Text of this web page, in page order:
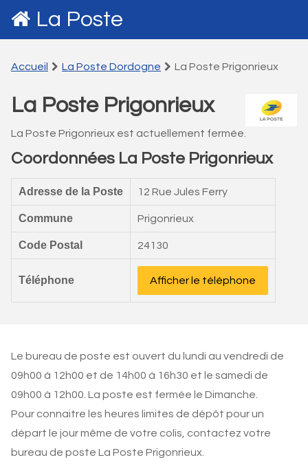
La Poste
Accueil La Poste Dordogne La Poste Prigonrieux
La Poste Prigonrieux
La Poste Prigonrieux est actuellement fermée.
Coordonnées La Poste Prigonrieux
Adresse de la Poste 12 Rue Jules Ferry
Commune Prigonrieux
Code Postal 24130
Téléphone Afficher le téléphone
Le bureau de poste est ouvert du lundi au vendredi de
09h00 à 12h00 et de 14h00 à 16h30 et le samedi de
09h00 à 12h00. La poste est fermée le Dimanche.
Pour connaitre les heures limites de dépôt pour un
départ le jour même de votre colis, contactez votre
bureau de poste La Poste Prigonrieux.